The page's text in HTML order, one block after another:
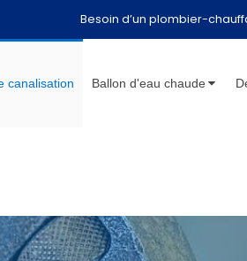
Besoin d’un plombier-
canalisation Ballon d'eau chaude